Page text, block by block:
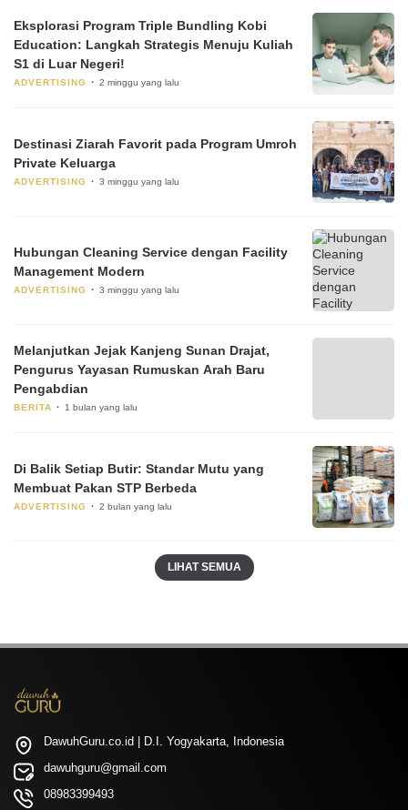
Eksplorasi Program Triple Bundling Kobi
Education: Langkah Strategis Menuju Kuliah
S1 di Luar Negeri!
ADVERTISING 2 minggu yang lalu
Destinasi Ziarah Favorit pada Program Umroh
Private Keluarga
ADVERTISING 3 minggu yang lalu
Hubungan Cleaning Service dengan Facility
Management Modern
ADVERTISING 3 minggu yang lalu
Melanjutkan Jejak Kanjeng Sunan Drajat,
Pengurus Yayasan Rumuskan Arah Baru
Pengabdian
BERITA 1 bulan yang lalu
Di Balik Setiap Butir: Standar Mutu yang
Membuat Pakan STP Berbeda
ADVERTISING 2 bulan yang lalu
LIHAT SEMUA
DawuhGuru.co.id | D.I. Yogyakarta, Indonesia
dawuhguru@gmail.com
08983399493